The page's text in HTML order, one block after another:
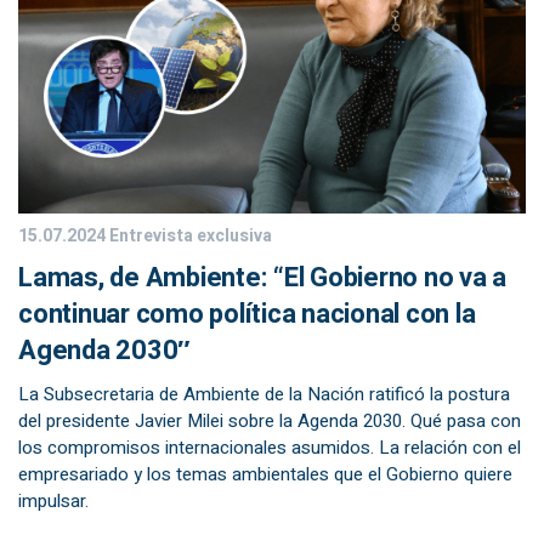
15.07.2024Entrevista exclusiva
Lamas, de Ambiente: “El Gobierno no va a
continuar como política nacional con la
Agenda 2030″
La Subsecretaria de Ambiente de la Nación ratificó la postura
del presidente Javier Milei sobre la Agenda 2030. Qué pasa con
los compromisos internacionales asumidos. La relación con el
empresariado y los temas ambientales que el Gobierno quiere
impulsar.